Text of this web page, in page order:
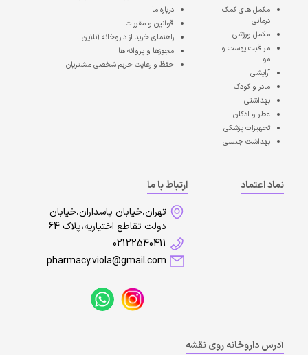
مکمل های کمک
درمانی
مکمل ورزشی
مراقبت پوست و
مو
آرایشی
مادر و کودک
بهداشتی
عطر و ادکلن
تجهیزات پزشکی
بهداشت جنسی
درباره ما
قوانین و مقررات
راهنمای خرید از داروخانه آنلاین
مجوزها و پروانه ها
حفظ و رعایت حریم شخصی مشتریان
نماد اعتماد
ارتباط با ما
تهران،خیابان پاسداران،خیابان
دولت تقاطع اختیاریه،پلاک 64
02122540411
pharmacy.viola@gmail.com
آدرس داروخانه روی نقشه